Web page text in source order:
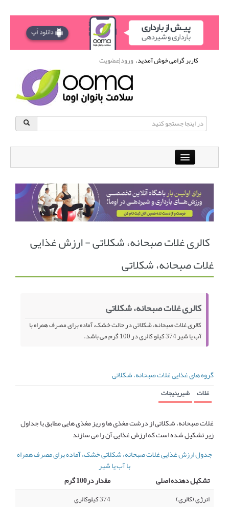
کاربر گرامی خوش آمدید.ورود|عضویت
باشگاه آنلاین ورزشی اوما
دانشنامه سلامت بانوان پرسش و پاسخ
انجمن متخصصین زنان و اوما انتخاب نام کودک
فهرست مواد غذایی اپلیکیشن بارداری و کودک اوما
کالری غلات صبحانه، شکلاتی - ارزش غذایی
غلات صبحانه، شکلاتی
کالری غلات صبحانه، شکلاتی
کالری غلات صبحانه، شکلاتی در حالت خشک، آماده برای مصرف همراه با
آب یا شیر 374 کیلو کالری در 100 گرم می باشد.
گروه های غذایی غلات صبحانه، شکلاتی
غلات شیرینیجات
غلات صبحانه، شکلاتی از درشت مغذی ها و ریز مغذی هایی مطابق با جداول
زیر تشکیل شده است که ارزش غذایی آن را می سازند
جدول ارزش غذایی غلات صبحانه، شکلاتی خشک، آماده برای مصرف همراه
با آب یا شیر
تشکیل دهنده اصلی
مقدار در100 گرم
انرژی (کالری)
374 کیلوکالری